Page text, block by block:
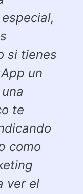
si tienes
un
te
como
ver el